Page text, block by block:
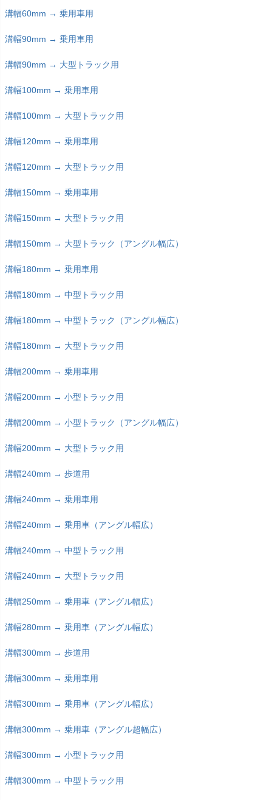
溝幅60mm → 乗用車用
溝幅90mm → 乗用車用
溝幅90mm → 大型トラック用
溝幅100mm → 乗用車用
溝幅100mm → 大型トラック用
溝幅120mm → 乗用車用
溝幅120mm → 大型トラック用
溝幅150mm → 乗用車用
溝幅150mm → 大型トラック用
溝幅150mm → 大型トラック（アングル幅広）
溝幅180mm → 乗用車用
溝幅180mm → 中型トラック用
溝幅180mm → 中型トラック（アングル幅広）
溝幅180mm → 大型トラック用
溝幅200mm → 乗用車用
溝幅200mm → 小型トラック用
溝幅200mm → 小型トラック（アングル幅広）
溝幅200mm → 大型トラック用
溝幅240mm → 歩道用
溝幅240mm → 乗用車用
溝幅240mm → 乗用車（アングル幅広）
溝幅240mm → 中型トラック用
溝幅240mm → 大型トラック用
溝幅250mm → 乗用車（アングル幅広）
溝幅280mm → 乗用車（アングル幅広）
溝幅300mm → 歩道用
溝幅300mm → 乗用車用
溝幅300mm → 乗用車（アングル幅広）
溝幅300mm → 乗用車（アングル超幅広）
溝幅300mm → 小型トラック用
溝幅300mm → 中型トラック用